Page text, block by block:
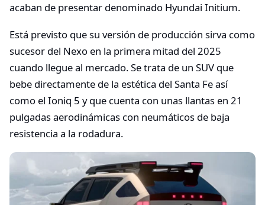
acaban de presentar denominado Hyundai Initium.
Está previsto que su versión de producción sirva como
sucesor del Nexo en la primera mitad del 2025
cuando llegue al mercado. Se trata de un SUV que
bebe directamente de la estética del Santa Fe así
como el Ioniq 5 y que cuenta con unas llantas en 21
pulgadas aerodinámicas con neumáticos de baja
resistencia a la rodadura.